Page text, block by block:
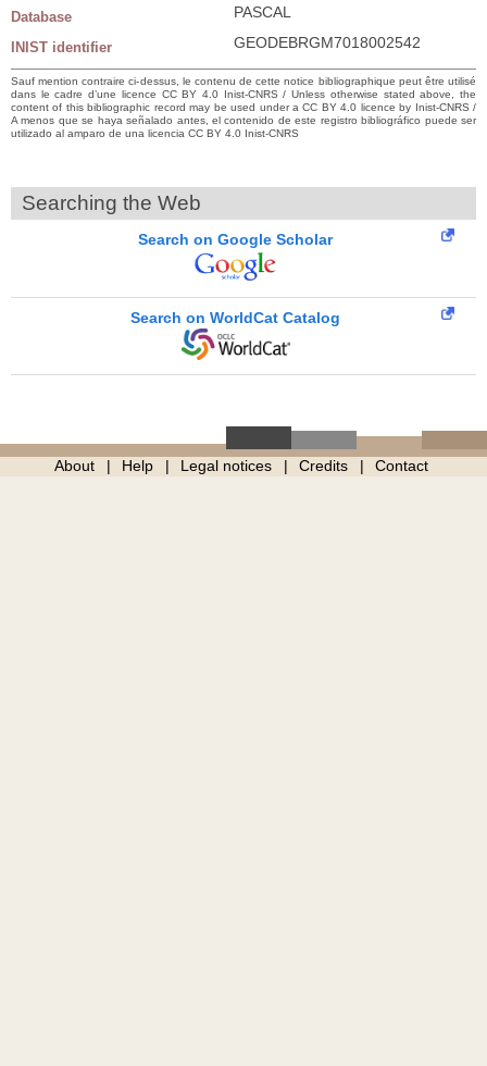
Database PASCAL
INIST identifier GEODEBRGM7018002542
Sauf mention contraire ci-dessus, le contenu de cette notice bibliographique peut être utilisé
dans le cadre d’une licence CC BY 4.0 Inist-CNRS / Unless otherwise stated above, the
content of this bibliographic record may be used under a CC BY 4.0 licence by Inist-CNRS /
A menos que se haya señalado antes, el contenido de este registro bibliográfico puede ser
utilizado al amparo de una licencia CC BY 4.0 Inist-CNRS
Searching the Web
Search on Google Scholar
Search on WorldCat Catalog
About Help Legal notices Credits Contact